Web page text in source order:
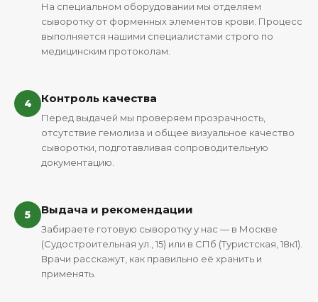
На специальном оборудовании мы отделяем
сыворотку от форменных элементов крови. Процесс
выполняется нашими специалистами строго по
медицинским протоколам.
4 Контроль качества
Перед выдачей мы проверяем прозрачность,
отсутствие гемолиза и общее визуальное качество
сыворотки, подготавливая сопроводительную
документацию.
5 Выдача и рекомендации
Забираете готовую сыворотку у нас — в Москве
(Судостроительная ул., 15) или в СПб (Туристская, 18к1).
Врачи расскажут, как правильно её хранить и
применять.